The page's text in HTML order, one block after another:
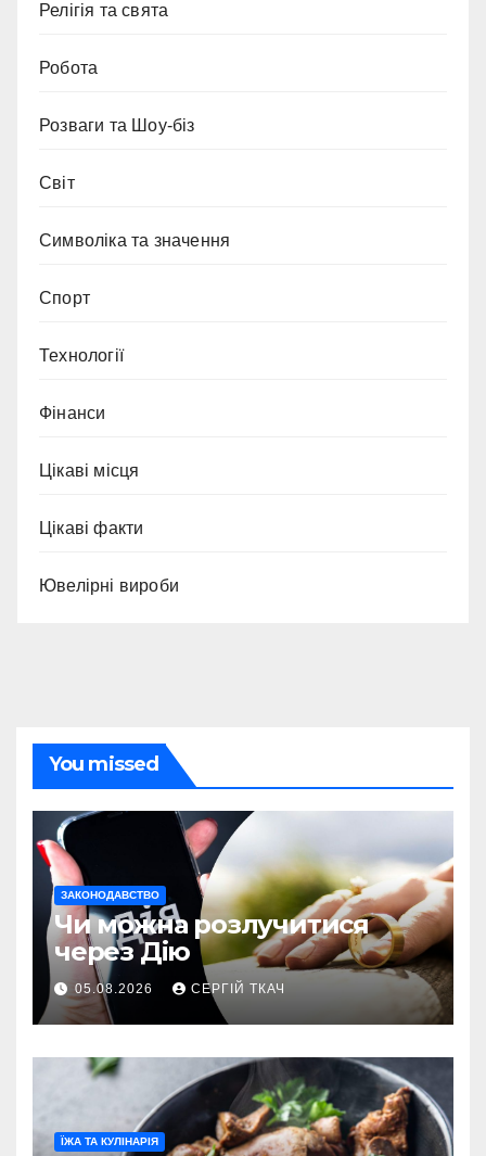
Релігія та свята
Робота
Розваги та Шоу-біз
Світ
Символіка та значення
Спорт
Технології
Фінанси
Цікаві місця
Цікаві факти
Ювелірні вироби
You missed
ЗАКОНОДАВСТВО
Чи можна розлучитися
через Дію
05.08.2026 СЕРГІЙ ТКАЧ
ЇЖА ТА КУЛІНАРІЯ